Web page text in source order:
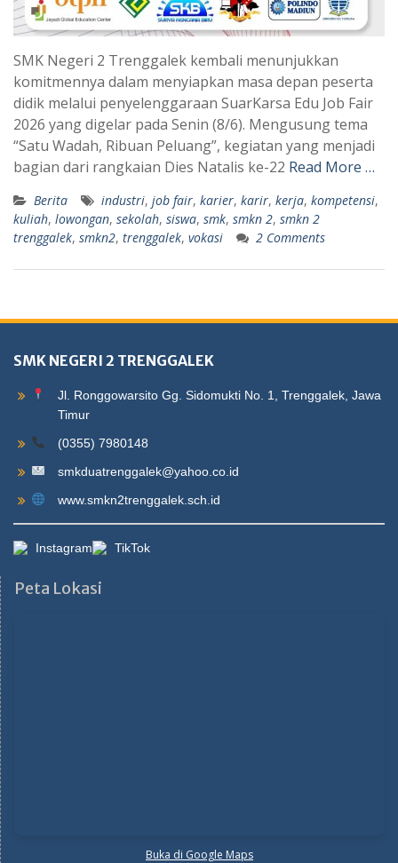
SMK Negeri 2 Trenggalek kembali menunjukkan
komitmennya dalam menyiapkan masa depan peserta
didik melalui penyelenggaraan SuarKarsa Edu Job Fair
2026 yang digelar pada Senin (8/6). Mengusung tema
“Satu Wadah, Ribuan Peluang”, kegiatan yang menjadi
bagian dari rangkaian Dies Natalis ke-22 Read More …
Berita industri, job fair, karier, karir, kerja, kompetensi,
kuliah, lowongan, sekolah, siswa, smk, smkn 2, smkn 2
trenggalek, smkn2, trenggalek, vokasi 2 Comments
SMK NEGERI 2 TRENGGALEK
Jl. Ronggowarsito Gg. Sidomukti No. 1, Trenggalek, Jawa
Timur
(0355) 7980148
smkduatrenggalek@yahoo.co.id
www.smkn2trenggalek.sch.id
Instagram TikTok
Peta Lokasi
Buka di Google Maps